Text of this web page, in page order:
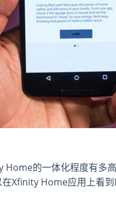
的一体化程度有多
Xfinity Home应用上看